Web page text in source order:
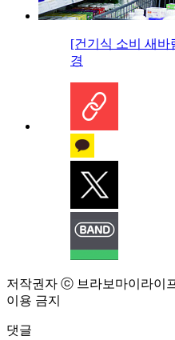
[건기식 소비 새
경
저작권자 ⓒ 브라보마이라이
이용 금지
댓글